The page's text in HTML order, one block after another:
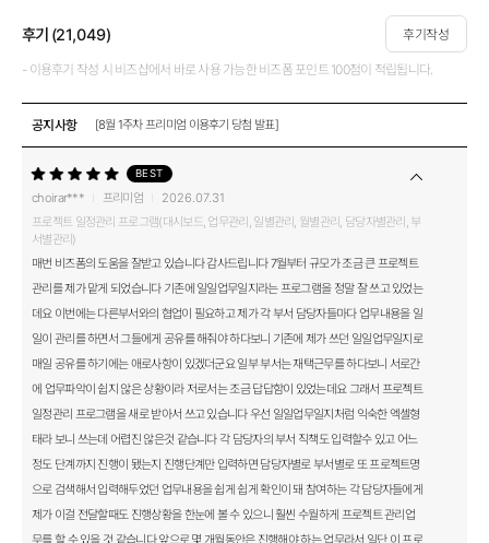
후기 (21,049)
- 이용후기 작성 시 비즈샵에서 바로 사용 가능한 비즈폼 포인트 100점이 적립됩니다.
후기작성
공지사항 [8월 1주차 프리미엄 이용후기 당첨 발표]
BEST
choirar*** 프리미엄
2026.07.31
프로젝트 일정관리 프로그램(대시보드, 업무관리, 일별관리, 월별관리, 담당자별관리, 부
서별관리)
매번 비즈폼의 도움을 잘받고 있습니다 감사드립니다 7월부터 규모가 조금 큰 프로젝트
관리를 제가 맡게 되었습니다 기존에 일일업무일지라는 프로그램을 정말 잘 쓰고 있었는
데요 이번에는 다른부서와의 협업이 필요하고 제가 각 부서 담당자들마다 업무내용을 일
일이 관리를 하면서 그들에게 공유를 해줘야 하다보니 기존에 제가 쓰던 일일업무일지로
매일 공유를 하기에는 애로사항이 있겠더군요 일부 부서는 재택근무를 하다보니 서로간
에 업무파악이 쉽지 않은 상황이라 저로서는 조금 답답함이 있었는데요 그래서 프로젝트
일정관리 프로그램을 새로 받아서 쓰고 있습니다 우선 일일업무일지처럼 익숙한 엑셀형
태라 보니 쓰는데 어렵진 않은것 같습니다 각 담당자의 부서 직책도 입력할수 있고 어느
정도 단계까지 진행이 됐는지 진행단계만 입력하면 담당자별로 부서별로 또 프로젝트명
으로 검색해서 입력해두었던 업무내용을 쉽게 쉽게 확인이 돼 참여하는 각 담당자들에게
제가 이걸 전달할때도 진행상황을 한눈에 볼 수 있으니 훨씬 수월하게 프로젝트 관리업